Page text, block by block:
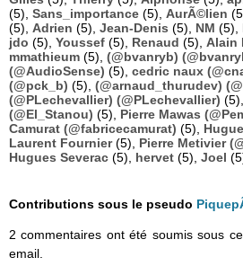
(5), Sans_importance (5), AurÃ©lien
(5), Adrien (5), Jean-Denis (5), NM (5),
jdo (5), Youssef (5), Renaud (5), Alain
mmathieum (5), (@bvanryb)
(@AudioSense) (5), cedric naux
(@pck_b) (5), (@arnaud_thurudev)
(@PLechevallier) (@PLechevallier) (5),
(@El_Stanou) (5), Pierre Mawas
Camurat (@fabricecamurat) (5),
Laurent Fournier(5), Pierre Metivier
Hugues Severac (5), hervet (5), Joel
Contributions sous le pseudo
2 commentaires ont été soumis sous
email.